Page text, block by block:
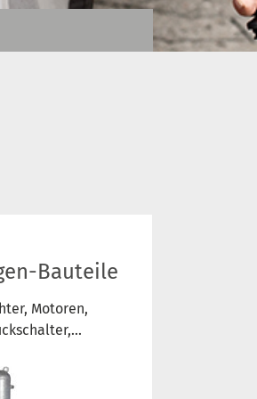
Bauteile
Motoren,